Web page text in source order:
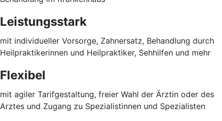
Leistungsstark
mit individueller Vorsorge, Zahnersatz, Behandlung durch
Heilpraktikerinnen und Heilpraktiker, Sehhilfen und mehr
Flexibel
mit agiler Tarifgestaltung, freier Wahl der Ärztin oder des
Arztes und Zugang zu Spezialistinnen und Spezialisten